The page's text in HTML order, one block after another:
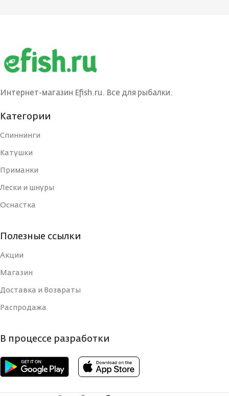
Интернет-магазин Efish.ru. Все для рыбалки.
Категории
Спиннинги
Катушки
Приманки
Лески и шнуры
Оснастка
Полезные ссылки
Акции
Магазин
Доставка и Возвраты
Распродажа
В процессе разработки